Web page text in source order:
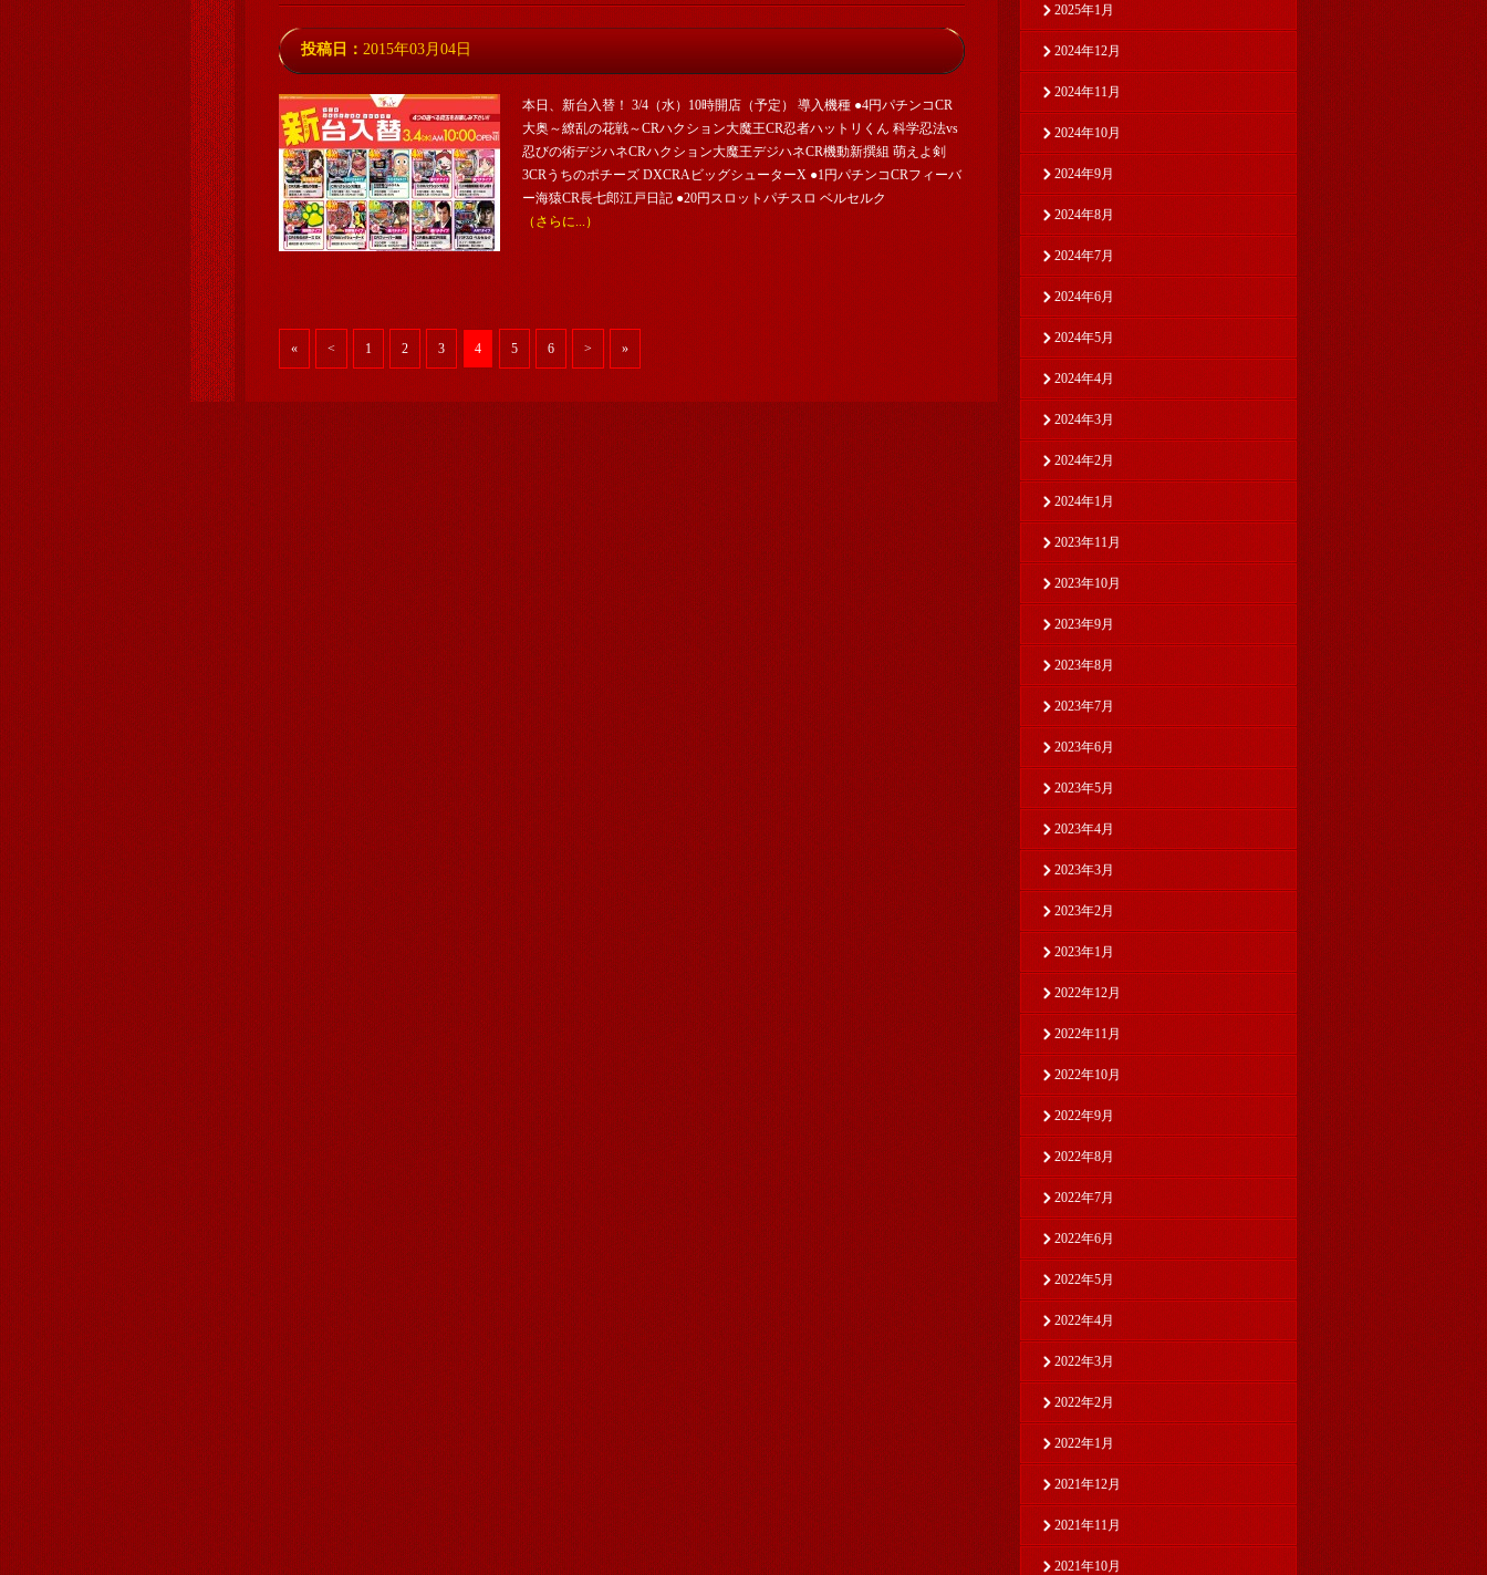
投稿日： 2015年03月04日
本日、新台入替！ 3/4（水）10時開店（予定） 導入機種 ●4円パチンコCR
大奥～繚乱の花戦～CRハクション大魔王CR忍者ハットリくん 科学忍法vs
忍びの術デジハネCRハクション大魔王デジハネCR機動新撰組 萌えよ剣
3CRうちのポチーズ DXCRAビッグシューターX ●1円パチンコCRフィーバ
ー海猿CR長七郎江戸日記 ●20円スロットパチスロ ベルセルク
（さらに...）
« < 1 2 3 4 5 6 > »
2025年1月
2024年12月
2024年11月
2024年10月
2024年9月
2024年8月
2024年7月
2024年6月
2024年5月
2024年4月
2024年3月
2024年2月
2024年1月
2023年11月
2023年10月
2023年9月
2023年8月
2023年7月
2023年6月
2023年5月
2023年4月
2023年3月
2023年2月
2023年1月
2022年12月
2022年11月
2022年10月
2022年9月
2022年8月
2022年7月
2022年6月
2022年5月
2022年4月
2022年3月
2022年2月
2022年1月
2021年12月
2021年11月
2021年10月